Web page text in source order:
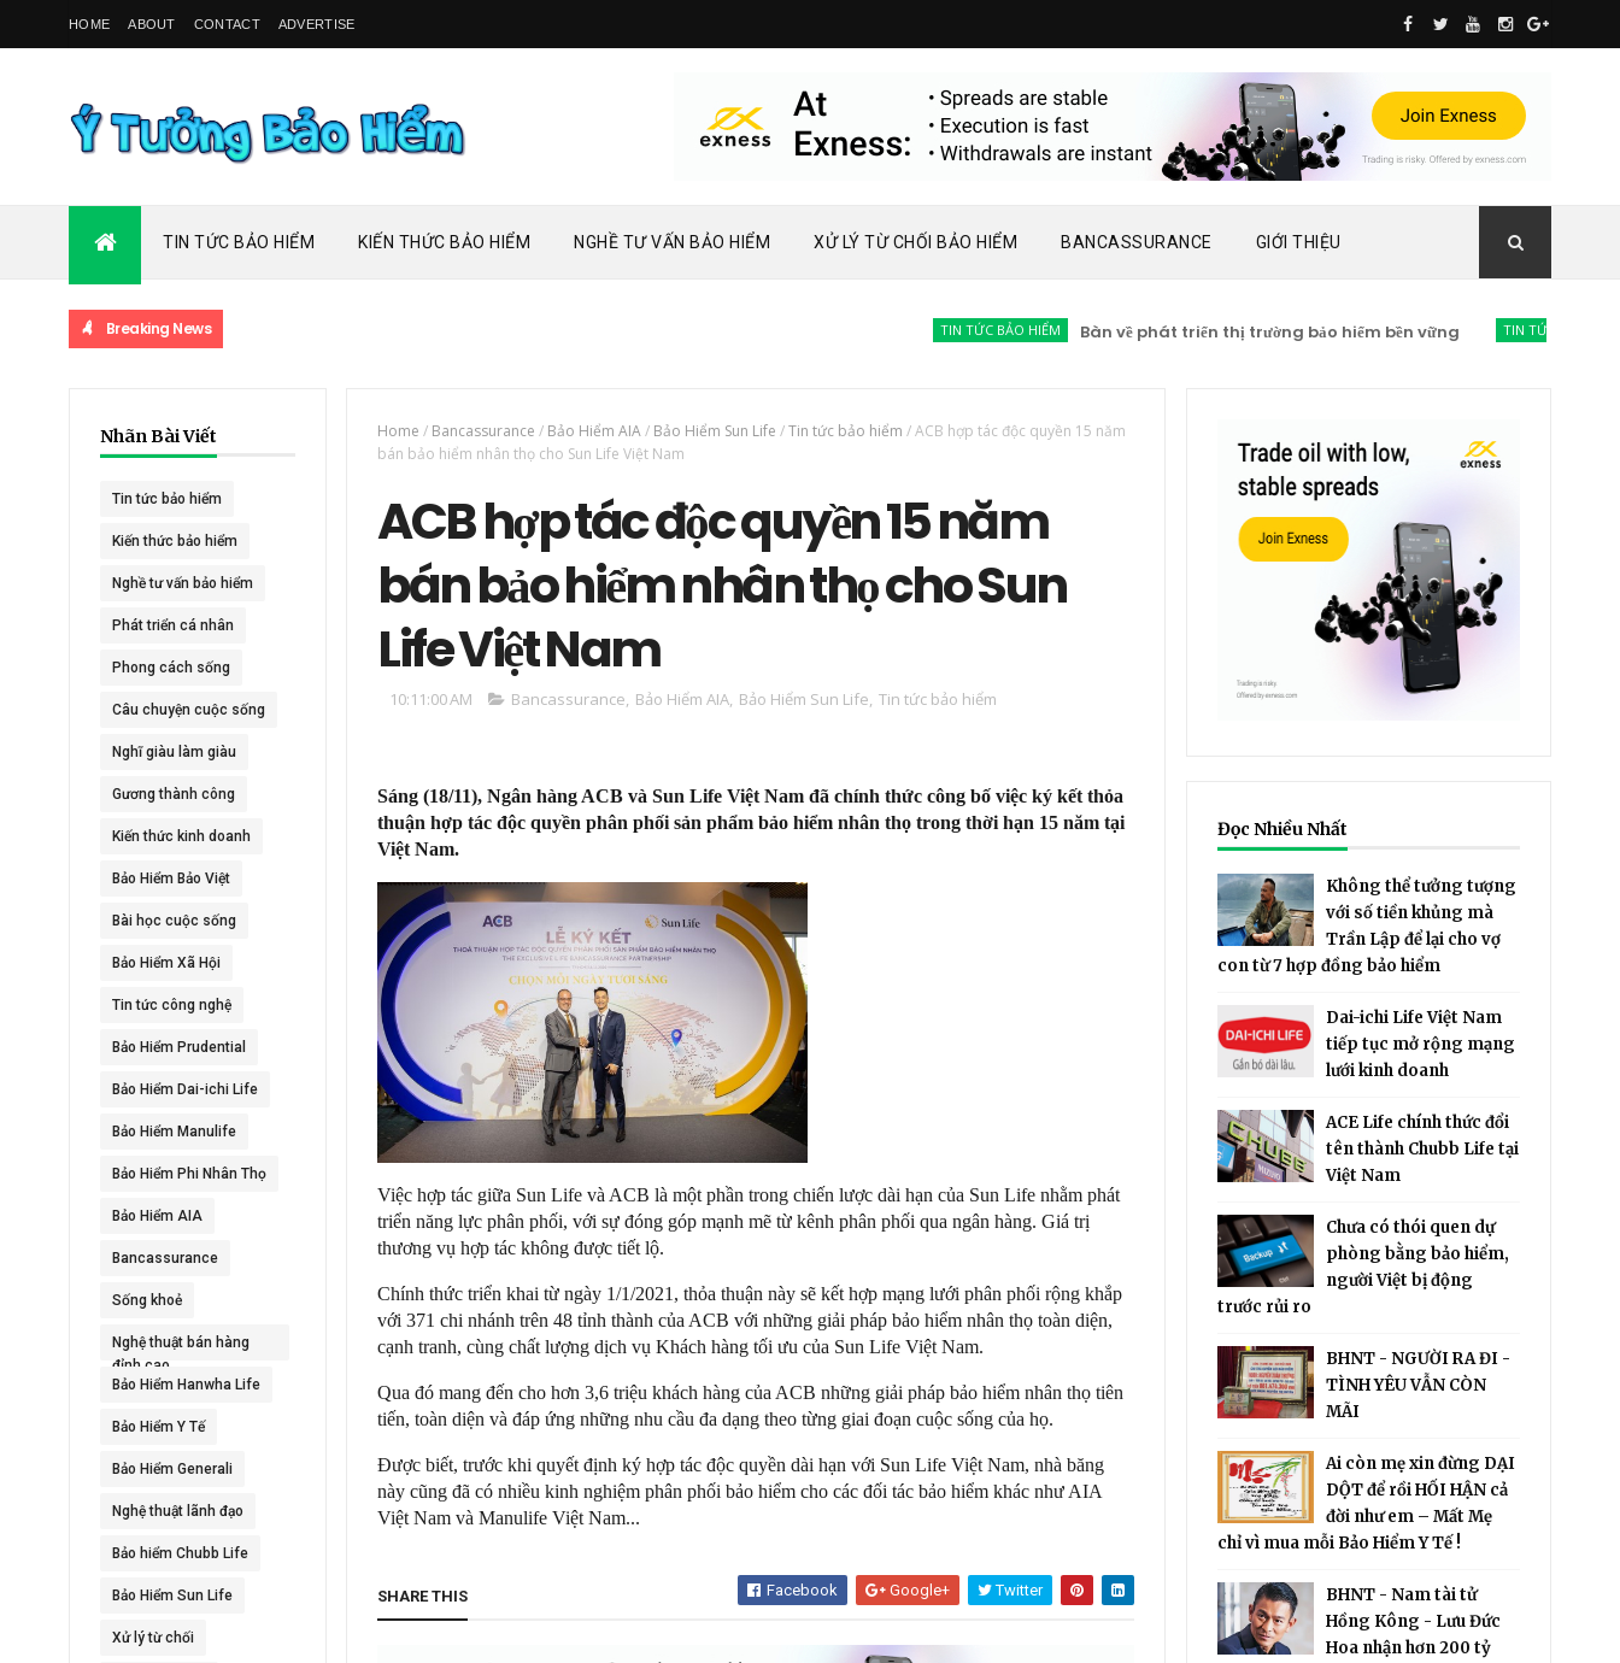
HOME ABOUT CONTACT ADVERTISE
TIN TỨC BẢO HIỂM KIẾN THỨC BẢO HIỂM NGHỀ TƯ VẤN BẢO HIỂM XỬ LÝ TỪ CHỐI BẢO HIỂM BANCASSURANCE GIỚI THIỆU
Breaking News TIN TỨC BẢO HIỂM Bàn về phát triển thị trường bảo hiểm bền vững TIN TỨC BẢO HIỂM
Nhãn Bài Viết
Tin tức bảo hiểm
Kiến thức bảo hiểm
Nghề tư vấn bảo hiểm
Phát triển cá nhân
Phong cách sống
Câu chuyện cuộc sống
Nghĩ giàu làm giàu
Gương thành công
Kiến thức kinh doanh
Bảo Hiểm Bảo Việt
Bài học cuộc sống
Bảo Hiểm Xã Hội
Tin tức công nghệ
Bảo Hiểm Prudential
Bảo Hiểm Dai-ichi Life
Bảo Hiểm Manulife
Bảo Hiểm Phi Nhân Thọ
Bảo Hiểm AIA
Bancassurance
Sống khoẻ
Nghệ thuật bán hàng
đỉnh cao
Bảo Hiểm Hanwha Life
Bảo Hiểm Y Tế
Bảo Hiểm Generali
Nghệ thuật lãnh đạo
Bảo hiểm Chubb Life
Bảo Hiểm Sun Life
Xử lý từ chối
Home / Bancassurance / Bảo Hiểm AIA/ Bảo Hiểm Sun Life /Tin tức bảo hiểm /ACB hợp tác độc quyền 15 năm
bán bảo hiểm nhân thọ cho Sun Life Việt Nam
ACB hợp tác độc quyền 15 năm
bán bảo hiểm nhân thọ cho Sun
Life Việt Nam
10:11:00 AM Bancassurance, Bảo Hiểm AIA, Bảo Hiểm Sun Life, Tin tức bảo hiểm
Sáng (18/11), Ngân hàng ACB và Sun Life Việt Nam đã chính thức công bố việc ký kết thỏa
thuận hợp tác độc quyền phân phối sản phẩm bảo hiểm nhân thọ trong thời hạn 15 năm tại
Việt Nam.
Việc hợp tác giữa Sun Life và ACB là một phần trong chiến lược dài hạn của Sun Life nhằm phát
triển năng lực phân phối, với sự đóng góp mạnh mẽ từ kênh phân phối qua ngân hàng. Giá trị
thương vụ hợp tác không được tiết lộ.
Chính thức triển khai từ ngày 1/1/2021, thỏa thuận này sẽ kết hợp mạng lưới phân phối rộng khắp
với 371 chi nhánh trên 48 tỉnh thành của ACB với những giải pháp bảo hiểm nhân thọ toàn diện,
cạnh tranh, cùng chất lượng dịch vụ Khách hàng tối ưu của Sun Life Việt Nam.
Qua đó mang đến cho hơn 3,6 triệu khách hàng của ACB những giải pháp bảo hiểm nhân thọ tiên
tiến, toàn diện và đáp ứng những nhu cầu đa dạng theo từng giai đoạn cuộc sống của họ.
Được biết, trước khi quyết định ký hợp tác độc quyền dài hạn với Sun Life Việt Nam, nhà băng
này cũng đã có nhiều kinh nghiệm phân phối bảo hiểm cho các đối tác bảo hiểm khác như AIA
Việt Nam và Manulife Việt Nam...
SHARE THIS Facebook Google+ Twitter
Đọc Nhiều Nhất
Không thể tưởng tượng
với số tiền khủng mà
Trần Lập để lại cho vợ
con từ 7 hợp đồng bảo hiểm
Dai-ichi Life Việt Nam
tiếp tục mở rộng mạng
lưới kinh doanh
ACE Life chính thức đổi
tên thành Chubb Life tại
Việt Nam
Chưa có thói quen dự
phòng bằng bảo hiểm,
người Việt bị động
trước rủi ro
BHNT - NGƯỜI RA ĐI -
TÌNH YÊU VẪN CÒN
MÃI
Ai còn mẹ xin đừng DẠI
DỘT để rồi HỐI HẬN cả
đời như em – Mất Mẹ
chỉ vì mua mỗi Bảo Hiểm Y Tế !
BHNT - Nam tài tử
Hồng Kông - Lưu Đức
Hoa nhận hơn 200 tỷ